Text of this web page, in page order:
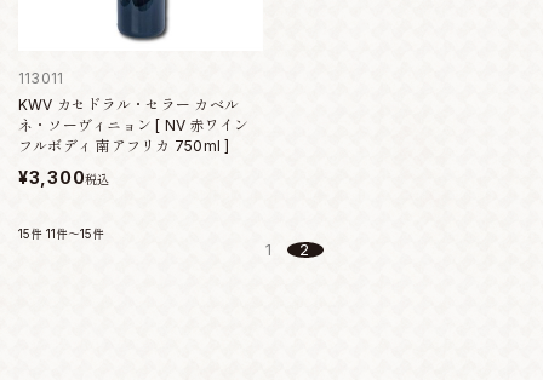
113011
KWV カセドラル・セラー カベル
ネ・ソーヴィニョン [ NV 赤ワイン
フルボディ 南アフリカ 750ml ]
¥3,300税込
15件 11件～15件
1 2